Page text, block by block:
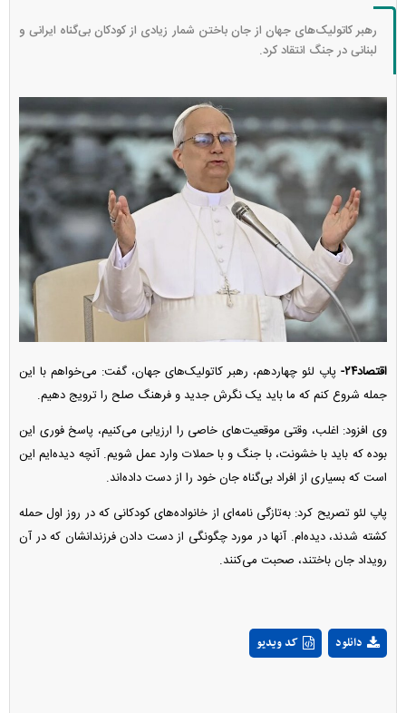
رهبر کاتولیک‌های جهان از جان باختن شمار زیادی از کودکان بی‌گناه ایرانی و
لبنانی در جنگ انتقاد کرد.
اقتصاد۲۴-
پاپ لئو چهاردهم، رهبر کاتولیک‌های جهان، گفت: می‌خواهم با این
جمله شروع کنم که ما باید یک نگرش جدید و فرهنگ صلح را ترویج دهیم.
وی افزود: اغلب، وقتی موقعیت‌های خاصی را ارزیابی می‌کنیم، پاسخ فوری این
بوده که باید با خشونت، با جنگ و با حملات وارد عمل شویم. آنچه دیده‌ایم این
است که بسیاری از افراد بی‌گناه جان خود را از دست داده‌اند.
پاپ لئو تصریح کرد: به‌تازگی نامه‌ای از خانواده‌های کودکانی که در روز اول حمله
کشته شدند، دیده‌ام. آنها در مورد چگونگی از دست دادن فرزندانشان که در آن
رویداد جان باختند، صحبت می‌کنند.
Play کد ویدیو دانلود